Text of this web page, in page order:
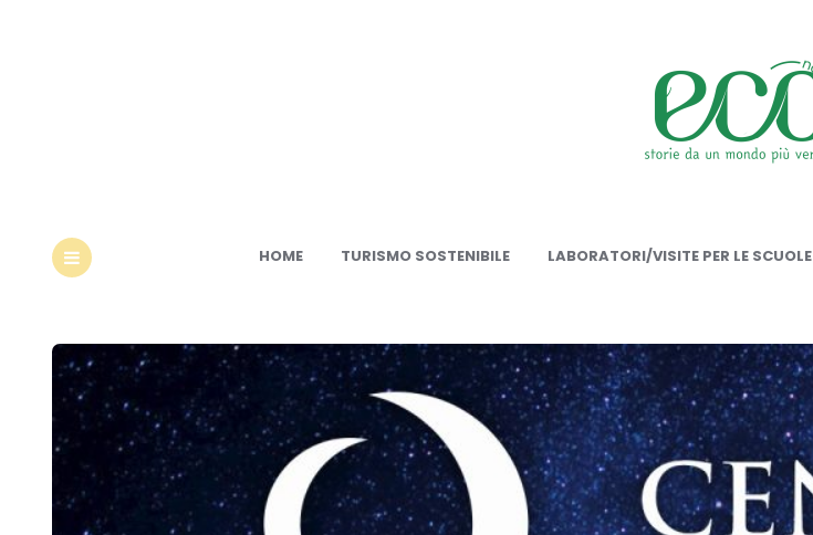
HOME TURISMO SOSTENIBILE LABORATORI/VISITE PER LE SCUOLE